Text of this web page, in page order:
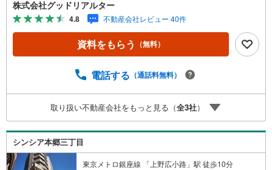
初めは自分で利用し、いずれは投資用として貸し出したい
方。投資はしたいけど、実際のお部屋を内見した上で検討
したい方等々。是非お任せください。内見をご希望のお客
様は、事前にご予約頂ければ現地にてご案内可能となって
の収入や利回りは、将来にわたり、得られることを保証す
については現在の賃料等で、空室または所有者居住中等の
ものについては、周辺の賃料相場に基づき、満室時を想定
して表示しています。
株式会社グッドリアルター
4.8 不動産会社レビュー 40件
資料をもらう （無料）
電話する （通話料無料）
取り扱い不動産会社をもっと見る（全3社）
シンシア本郷三丁目
東京メトロ銀座線 「上野広小路」駅 徒歩10分